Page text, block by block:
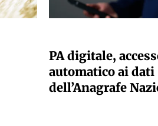
PA digitale,
automatico ai dati
dell’Anagrafe